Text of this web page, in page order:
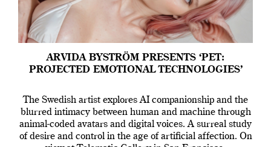
ARVIDA BYSTRÖM PRESENTS ‘PET:
PROJECTED EMOTIONAL TECHNOLOGIES’
The Swedish artist explores AI companionship and the
blurred intimacy between human and machine through
animal-coded avatars and digital voices. A surreal study
of desire and control in the age of artificial affection. On